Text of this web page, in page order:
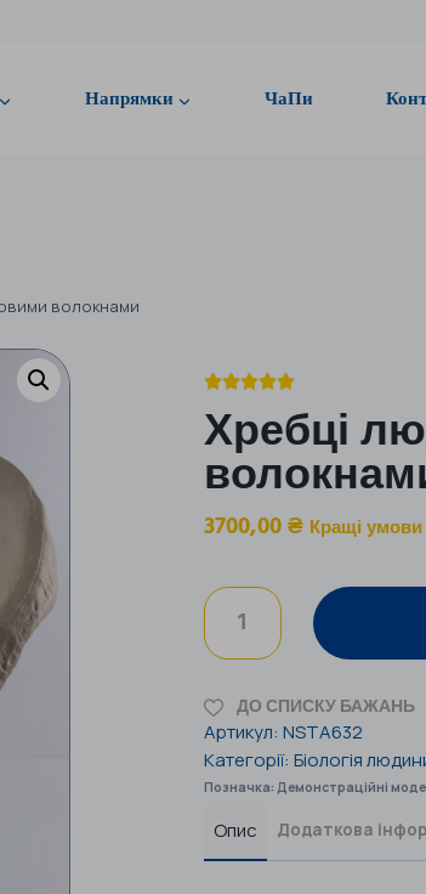
Напрямки ЧаПи
волокнами

Хребці
3700,00₴ Кращі
ДО СПИСКУ БАЖАНЬ
Артикул: NSTA632
Категорії: Біологія
Позначка: Демонстраційні
Опис Додаткова